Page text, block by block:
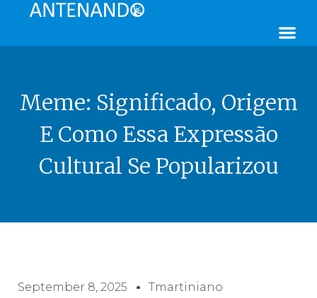
Meme: Significado, Origem
E Como Essa Expressão
Cultural Se Popularizou
September 8, 2025 Tmartiniano